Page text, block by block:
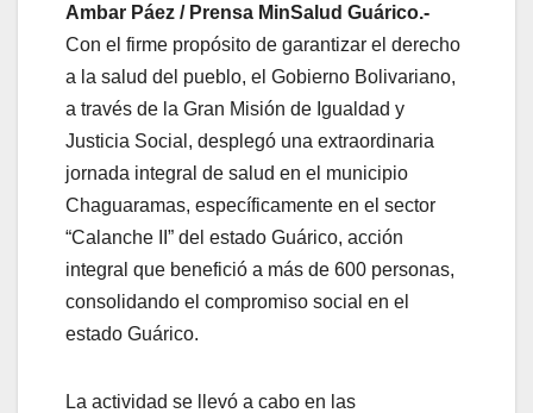
Ambar Páez / Prensa MinSalud Guárico.-
Con el firme propósito de garantizar el derecho
a la salud del pueblo, el Gobierno Bolivariano,
a través de la Gran Misión de Igualdad y
Justicia Social, desplegó una extraordinaria
jornada integral de salud en el municipio
Chaguaramas, específicamente en el sector
“Calanche II” del estado Guárico, acción
integral que benefició a más de 600 personas,
consolidando el compromiso social en el
estado Guárico.
La actividad se llevó a cabo en las